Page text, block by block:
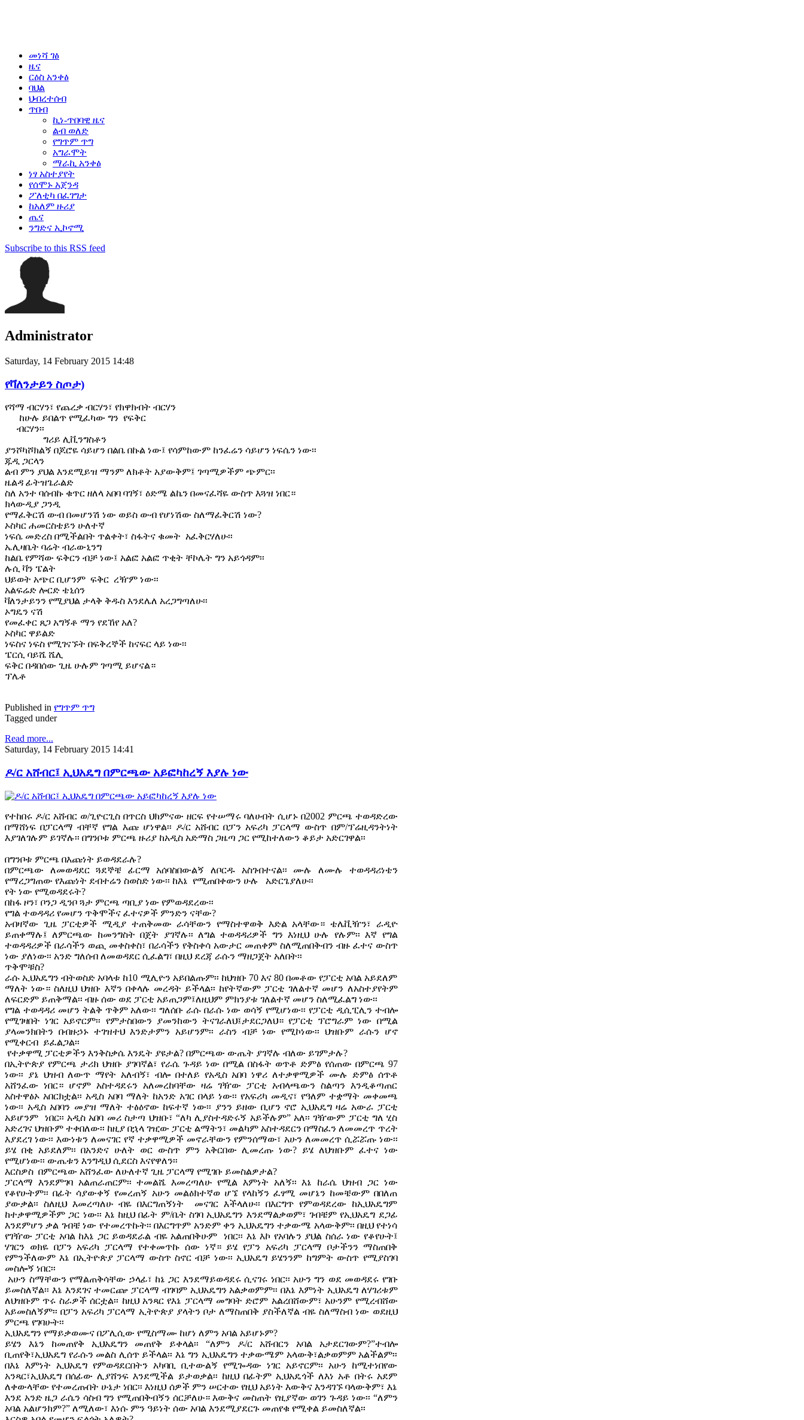
መነሻ ገፅ
ዜና
ርዕስ አንቀፅ
ባህል
ህብረተሰብ
ጥበብ
ኪነ-ጥበባዊ ዜና
ልብ ወለድ
የግጥም ጥግ
አግራሞት
ማራኪ አንቀፅ
ነፃ አስተያየት
የሰሞኑ አጀንዳ
ፖለቲካ በፈገግታ
ከአለም ዙሪያ
ጤና
ንግድና ኢኮኖሚ
Subscribe to this RSS feed
Administrator
Saturday, 14 February 2015 14:48
የቫለንታይን ስጦታ)
የሻማ ብርሃን፣ የጨረቃ ብርሃን፣ የክዋክብት ብርሃን
ከሁሉ ይበልጥ የሚፈካው ግን የፍቅር
ብርሃን፡፡
ግሪይ ሊቪንግስቶን
ያንሾካሾክልኝ በጆሮዬ ሳይሆን በልቤ በኩል ነው፤ የሳምከውም ከንፈሬን ሳይሆን ነፍሴን ነው፡፡
ጁዲ ጋርላን
ልብ ምን ያህል እንደሚይዝ ማንም ለክቶት አያውቅም፤ ገጣሚዎችም ጭምር፡፡
ዜልዳ ፊትዝጌራልድ
ስለ አንተ ባሰብኩ ቁጥር ዘለላ አበባ ባገኝ፣ ዕድሜ ልኬን በመናፈሻዬ ውስጥ እጓዝ ነበር።
ክላውዲያ ጋንዲ
የማፈቅርሽ ውብ በመሆንሽ ነው ወይስ ውብ የሆነሽው ስለማፈቅርሽ ነው?
ኦስካር ሐመርስቴይን ሁለተኛ
ነፍሴ መድረስ በሚችልበት ጥልቀት፣ ስፋትና ቁመት አፈቅርሃለሁ፡፡
ኤሊዛቤት ባሬት ብራውኒንግ
ከልቤ የምሻው ፍቅርን ብቻ ነው፤ አልፎ አልፎ ጥቂት ቸኮሌት ግን አይጎዳም፡፡
ሉሲ ቫን ፔልት
ህይወት አጭር ቢሆንም ፍቅር ረዥም ነው፡፡
አልፍሬድ ሎርድ ቴኒሰን
ቫለንታይንን የሚያህል ታላቅ ቅዱስ እንደሌለ አረጋግጣለሁ፡፡
ኦግዴን ናሽ
የመፈቀር ጸጋ አግኝቶ ማን የደኸየ አለ?
ኦስካር ዋይልድ
ነፍስና ነፍስ የሚገናኙት በፍቅረኞች ከናፍር ላይ ነው፡፡
ፔርሲ ባይሼ ሼሊ
ፍቅር በዳበሰው ጊዜ ሁሉም ገጣሚ ይሆናል።
ፕሌቶ
Published in የግጥም ጥግ
Tagged under
Read more...
Saturday, 14 February 2015 14:41
ዶ/ር አሸብር፤ ኢህአዴግ በምርጫው አይፎካከረኝ እያሉ ነው
የተከበሩ ዶ/ር አሸብር ወ/ጊዮርጊስ በጥርስ ህክምናው ዘርፍ የተሠማሩ ባለሀብት ሲሆኑ በ2002 ምርጫ ተወዳድረው
በማሸነፍ በፓርላማ ብቸኛ የግል እጩ ሆነዋል፡፡ ዶ/ር አሸብር በፓን አፍሪካ ፓርላማ ውስጥ በም/ፕሬዚዳንትነት
እያገለገሉም ይገኛሉ፡፡ በግንቦቱ ምርጫ ዙሪያ ከአዲስ አድማስ ጋዜጣ ጋር የሚከተለውን ቆይታ አድርገዋል፡፡
በግንቦቱ ምርጫ በእጩነት ይወዳደራሉ?
በምርጫው ለመወዳደር ጓደኞቼ ፊርማ አሰባስበውልኝ ለቦርዱ አስገብተናል፡፡ ሙሉ ለሙሉ ተወዳዳሪነቴን
የማረጋግጠው የእጩነት ደብተሬን ስወስድ ነው፡፡ ከእኔ የሚጠበቀውን ሁሉ አድርጌያለሁ፡፡
የት ነው የሚወዳደሩት?
በከፋ ዞን፣ ቦንጋ ዲንቦ ጓታ ምርጫ ጣቢያ ነው የምወዳደረው፡፡
የግል ተወዳዳሪ የመሆን ጥቅሞችና ፈተናዎች ምንድን ናቸው?
አብዛኛው ጊዜ ፓርቲዎች ሚዲያ ተጠቅመው ራሳቸውን የማስተዋወቅ እድል አላቸው። ቴሌቪዥን፣ ራዲዮ
ይጠቀማሉ፤ ለምርጫው ከመንግስት በጀት ያገኛሉ፡፡ ለግል ተወዳዳሪዎች ግን እነዚህ ሁሉ የሉም፡፡ እኛ የግል
ተወዳዳሪዎች በራሳችን ወጪ መቀስቀስ፣ በራሳችን የቅስቀሳ አውታር መጠቀም ስለሚጠበቅብን ብዙ ፈተና ውስጥ
ነው ያለነው፡፡ አንድ ግለሰብ ለመወዳደር ሲፈልግ፣ በዚህ ደረጃ ራሱን ማዘጋጀት አለበት፡፡
ጥቅሞቹስ?
ራሱ ኢህአዴግን ብትወስድ አባላቱ ከ10 ሚሊዮን አይበልጡም፡፡ ከህዝቡ 70 እና 80 በመቶው የፓርቲ አባል አይደለም
ማለት ነው። ስለዚህ ህዝቡ እኛን በቀላሉ መረዳት ይችላል፡፡ ከየትኛውም ፓርቲ ገለልተኛ መሆን ለአስተያየትም
ለፍርድም ይጠቅማል፡፡ ብዙ ሰው ወደ ፓርቲ አይጠጋም፤ለዚህም ምክንያቱ ገለልተኛ መሆን ስለሚፈልግ ነው፡፡
የግል ተወዳዳሪ መሆን ትልቅ ጥቅም አለው፡፡ ግለሰቡ ራሱ በራሱ ነው ወሳኝ የሚሆነው፡፡ የፓርቲ ዲሲፒሊን ተብሎ
የሚገዛበት ነገር አይኖርም፡፡ የምታስበውን ያመንከውን ትናገራለህ፤ታደርጋለህ። የፓርቲ ፕሮግራም ነው በሚል
ያላመንክበትን በብዙኃኑ ተገዝተህ እንድታምን አይሆንም፡፡ ራስን ብቻ ነው የሚኮነው፡፡ ህዝቡም ራሱን ሆኖ
የሚቀርብ ይፈልጋል፡፡
የተቃዋሚ ፓርቲዎችን እንቅስቃሴ እንዴት ያዩታል? በምርጫው ውጤት ያገኛሉ ብለው ይገምታሉ?
በኢትዮጵያ የምርጫ ታሪክ ህዝቡ ያገባኛል፣ የራሴ ጉዳይ ነው በሚል በስፋት ወጥቶ ድምፅ የሰጠው በምርጫ 97
ነው፡፡ ያኔ ህዝብ ለውጥ ማየት አለብኝ፣ ብሎ በተለይ የአዲስ አበባ ነዋሪ ለተቃዋሚዎች ሙሉ ድምፅ ሰጥቶ
አሸንፈው ነበር። ሆኖም አስተዳደሩን አለመረከባቸው ዛሬ ገዥው ፓርቲ አብላጫውን ስልጣን እንዲቆጣጠር
አስተዋፅኦ አበርክቷል፡፡ አዲስ አበባ ማለት ከአንድ አገር በላይ ነው፡፡ የአፍሪካ መዲና፣ የዓለም ተቋማት መቀመጫ
ነው፡፡ አዲስ አበባን መያዝ ማለት ተፅዕኖው ከፍተኛ ነው፡፡ ያንን ይዘው ቢሆን ኖሮ ኢህአዴግ ዛሬ አውራ ፓርቲ
አይሆንም ነበር፡፡ አዲስ አበባ መሪ ስታጣ ህዝቡ፣ “ለካ ሊያስተዳድሩኝ አይችሉም” አለ፡፡ ገዥውም ፓርቲ ግለ ሂስ
አድረገና ህዝቡም ተቀበለው፡፡ ከዚያ በኋላ ገዢው ፓርቲ ልማትን፣ መልካም አስተዳደርን በማስፈን ለመመረጥ ጥረት
እያደረገ ነው፡፡ እውነቱን ለመናገር የኛ ተቃዋሚዎች መኖራቸውን የምንሰማው፣ አሁን ለመመረጥ ሲሯሯጡ ነው፡፡
ይሄ በቂ አይደለም፡፡ በአንድና ሁለት ወር ውስጥ ምን አቅርበው ሊመረጡ ነው? ይሄ ለህዝቡም ፈተና ነው
የሚሆነው፡፡ ውጤቱን እንግዲህ ሲደርስ እናየዋለን፡፡
እርስዎስ በምርጫው አሸንፈው ለሁለተኛ ጊዜ ፓርላማ የሚገቡ ይመስልዎታል?
ፓርላማ እንደምገባ አልጠራጠርም፡፡ ተመልሼ እመረጣለሁ የሚል እምነት አለኝ፡፡ እኔ ከራሴ ህዝብ ጋር ነው
የቆየሁትም፡፡ በፊት ሳያውቀኝ የመረጠኝ አሁን መልዕክተኛወ ሆኜ የላከኝን ፈፃሚ መሆኔን ከመቼውም በበለጠ
ያውቃል፡፡ ስለዚህ እመረጣለሁ ብዬ በእርግጠኝነት መናገር እችላለሁ፡፡ በእርግጥ የምወዳደረው ከኢህአዴግም
ከተቃዋሚዎችም ጋር ነው፡፡ እኔ ከዚህ በፊት ም/ቤት ስገባ ኢህአዴግን እንደማልቃወም፣ ገብቼም የኢህአዴግ ደጋፊ
እንደምሆን ቃል ገብቼ ነው የተመረጥኩት፡፡ በእርግጥም አንድም ቀን ኢህአዴግን ተቃውሜ አላውቅም፡፡ በዚህ የተነሳ
የገዥው ፓርቲ አባል ከእኔ ጋር ይወዳደራል ብዬ አልጠበቅሁም ነበር፡፡ እኔ እኮ የአባሉን ያህል ስሰራ ነው የቆየሁት፤
ሃገርን ወክዬ በፓን አፍሪካ ፓርላማ የተቀመጥኩ ሰው ነኛ። ይሄ የፓን አፍሪካ ፓርላማ ቦታችንን ማስጠበቅ
የምንችለውም እኔ በኢትዮጵያ ፓርላማ ውስጥ ስኖር ብቻ ነው፡፡ ኢህአዴግ ይሄንንም ከግምት ውስጥ የሚያስገባ
መስሎኝ ነበር፡፡
አሁን ስማቸውን የማልጠቅሳቸው ኃላፊ፣ ከኔ ጋር እንደማይወዳደሩ ሲናገሩ ነበር፡፡ አሁን ግን ወደ መወዳደሩ የገቡ
ይመስለኛል፡፡ እኔ እንደገና ተመርጬ ፓርላማ ብገባም ኢህአዴግን አልቃወምም፡፡ በእኔ እምነት ኢህአዴግ ለሃገሪቱም
ለህዝቡም ጥሩ ስራዎች ሰርቷል፡፡ ከዚህ አንጻር የእኔ ፓርላማ መግባት ድሮም አልረበሸውም፣ አሁንም የሚረብሸው
አይመስለኝም፡፡ በፓን አፍሪካ ፓርላማ ኢትዮጵያ ያላትን ቦታ ለማስጠበቅ ያስችለኛል ብዬ ስለማስብ ነው ወደዚህ
ምርጫ የገባሁት፡፡
ኢህአዴግን የማይቃወሙና በፖሊሲው የሚስማሙ ከሆነ ለምን አባል አይሆኑም?
ይሄን እኔን ከመጠየቅ ኢህአዴግን መጠየቅ ይቀላል፡፡ “ለምን ዶ/ር አሸብርን አባል አታደርገውም?”ተብሎ
ቢጠየቅ፣ኢህአዴግ የራሱን መልስ ሊሰጥ ይችላል፡፡ እኔ ግን ኢህአዴግን ተቃውሜም አላውቅ፣ልቃወምም አልችልም፡፡
በእኔ እምነት ኢህአዴግ የምወዳደርበትን አካባቢ ቢተውልኝ የሚጐዳው ነገር አይኖርም፡፡ አሁን ከሚተነበየው
አንጻር፣ኢህአዴግ በሰፊው ሊያሸንፍ እንደሚችል ይታወቃል፡፡ ከዚህ በፊትም ኢህአዴጎች ለእነ አቶ በትሩ አደም
ለቀውላቸው የተመረጡበት ሁኔታ ነበር፡፡ እነዚህ ሰዎች ምን ሠርተው የዚህ አይነት እውቅና እንዳገኙ ባላውቅም፣ እኔ
እንደ አንድ ዜጋ ራሴን ሳስብ ግን የሚጠበቅብኝን ሰርቻለሁ። እውቅና መስጠት የዚያኛው ወገን ጉዳይ ነው፡፡ “ለምን
አባል አልሆንክም?” ለሚለው፣ እነሱ ምን ዓይነት ሰው አባል እንደሚያደርጉ መጠየቁ የሚቀል ይመስለኛል፡፡